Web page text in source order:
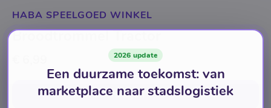
HABA SPEELGOED WINKEL
Broodtrommel Tractor
In winkelwagen voor € 6,99
2026 update
Een duurzame toekomst: van
marketplace naar stadslogistiek